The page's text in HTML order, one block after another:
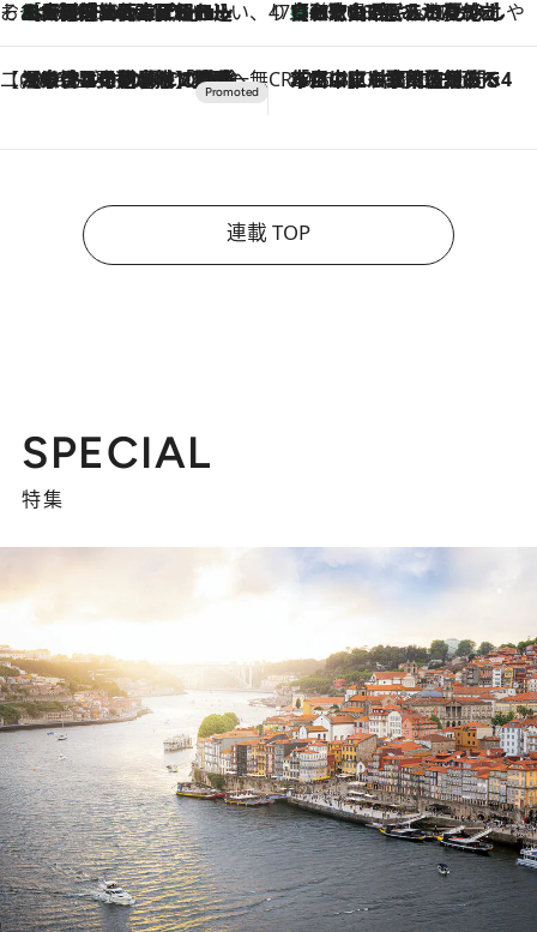
そおだよおこの関西おいしい、おやつ紀行
2026.8.9
［大阪府箕面市］一皿一皿目の前で仕上げられる、料理を巧みに組み込んだアシェットデセールコース「ミチル アシェット デセール（Michiru assiette dessert）」 47都道府県の手みやげ ひんやりスイーツで夏を満喫
2026.8.9
【和歌山県】この夏絶対食べたい 冷やしておいしいおやつ3選 みかんがごろっと丸ごと入ったジュレ
【CREA×星野リゾート】唯一無二。癒しと発見が待つ場所へ
2026.8.7
【トンボの足水浴】ヒノキの香りに包まれて涼感マックス！約13℃の湧水かけ流しを避暑地「星野温泉 トンボの湯」で体験 CREA'S CHOICE
2026.8.7
「立川にも歌舞伎があるんだよ」 片岡仁左衛門・市川中車ら豪華座組みで4年目の立川立飛歌舞伎へ
連載 TOP
SPECIAL
特集